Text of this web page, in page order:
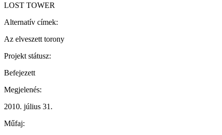
LOST TOWER
Alternatív címek:
Az elveszett torony
Projekt státusz:
Befejezett
Megjelenés:
2010. július 31.
Műfaj: